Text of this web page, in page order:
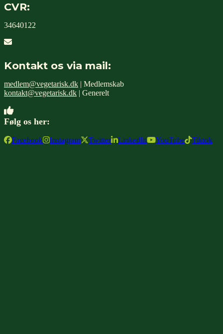
CVR:
34640122
Kontakt os via mail:
medlem@vegetarisk.dk | Medlemskab
kontakt@vegetarisk.dk | Generelt
Følg os her:
Facebook Instagram Twitter LinkedIn YouTube Tiktok